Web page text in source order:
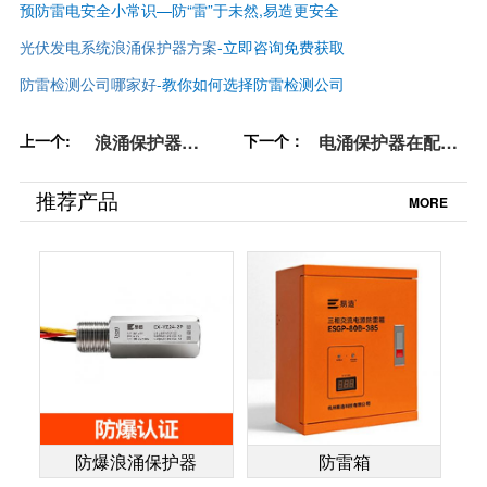
预防雷电安全小常识—防“雷”于未然,易造更安全
光伏发电系统浪涌保护器方案-立即咨询免费获取
防雷检测公司哪家好-教你如何选择防雷检测公司
上一个:
浪涌保护器
意事项-值得一看
【杭州易造】
下一个：
电涌保护器在配电
么定-点击了解详情
【杭州易造】
推荐产品 MORE
防爆浪涌保护器 防雷箱